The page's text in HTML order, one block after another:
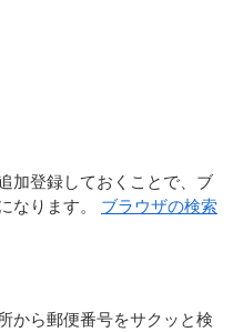
加登録しておくことで、ブ
なります。 ブラウザの検索
から郵便番号をサクッと検